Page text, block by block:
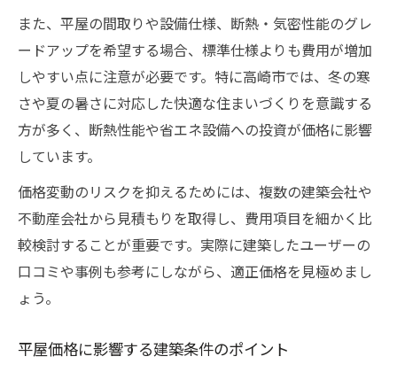
また、平屋の間取りや設備仕様、断熱・気密性能のグレ
ードアップを希望する場合、標準仕様よりも費用が増加
しやすい点に注意が必要です。特に高崎市では、冬の寒
さや夏の暑さに対応した快適な住まいづくりを意識する
方が多く、断熱性能や省エネ設備への投資が価格に影響
しています。
価格変動のリスクを抑えるためには、複数の建築会社や
不動産会社から見積もりを取得し、費用項目を細かく比
較検討することが重要です。実際に建築したユーザーの
口コミや事例も参考にしながら、適正価格を見極めまし
ょう。
平屋価格に影響する建築条件のポイント